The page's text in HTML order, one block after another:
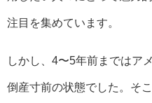
注目を集めています。
しかし、4〜5年前まではア
倒産寸前の状態でした。そ